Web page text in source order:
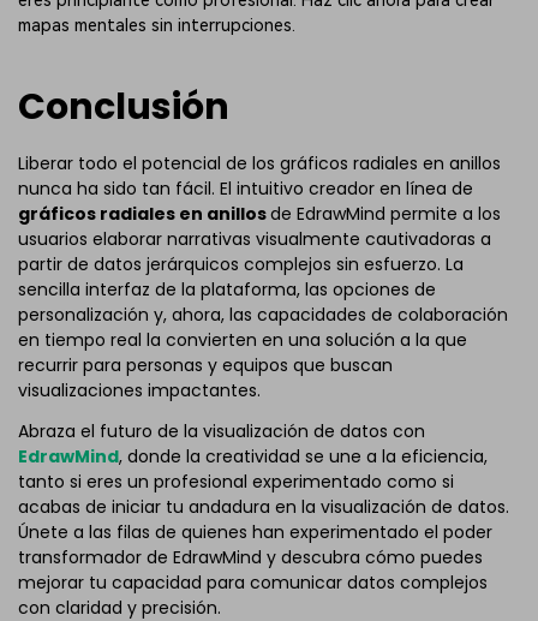
mapas mentales sin interrupciones.
Conclusión
Liberar todo el potencial de los gráficos radiales en anillos
nunca ha sido tan fácil. El intuitivo creador en línea de
gráficos radiales en anillosde EdrawMind permite a los
usuarios elaborar narrativas visualmente cautivadoras a
partir de datos jerárquicos complejos sin esfuerzo. La
sencilla interfaz de la plataforma, las opciones de
personalización y, ahora, las capacidades de colaboración
en tiempo real la convierten en una solución a la que
recurrir para personas y equipos que buscan
visualizaciones impactantes.
Abraza el futuro de la visualización de datos con
EdrawMind, donde la creatividad se une a la eficiencia,
tanto si eres un profesional experimentado como si
acabas de iniciar tu andadura en la visualización de datos.
Únete a las filas de quienes han experimentado el poder
transformador de EdrawMind y descubra cómo puedes
mejorar tu capacidad para comunicar datos complejos
con claridad y precisión.